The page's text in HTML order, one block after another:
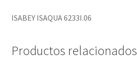
ISABEY ISAQUA 6233I.06
Productos relacionados